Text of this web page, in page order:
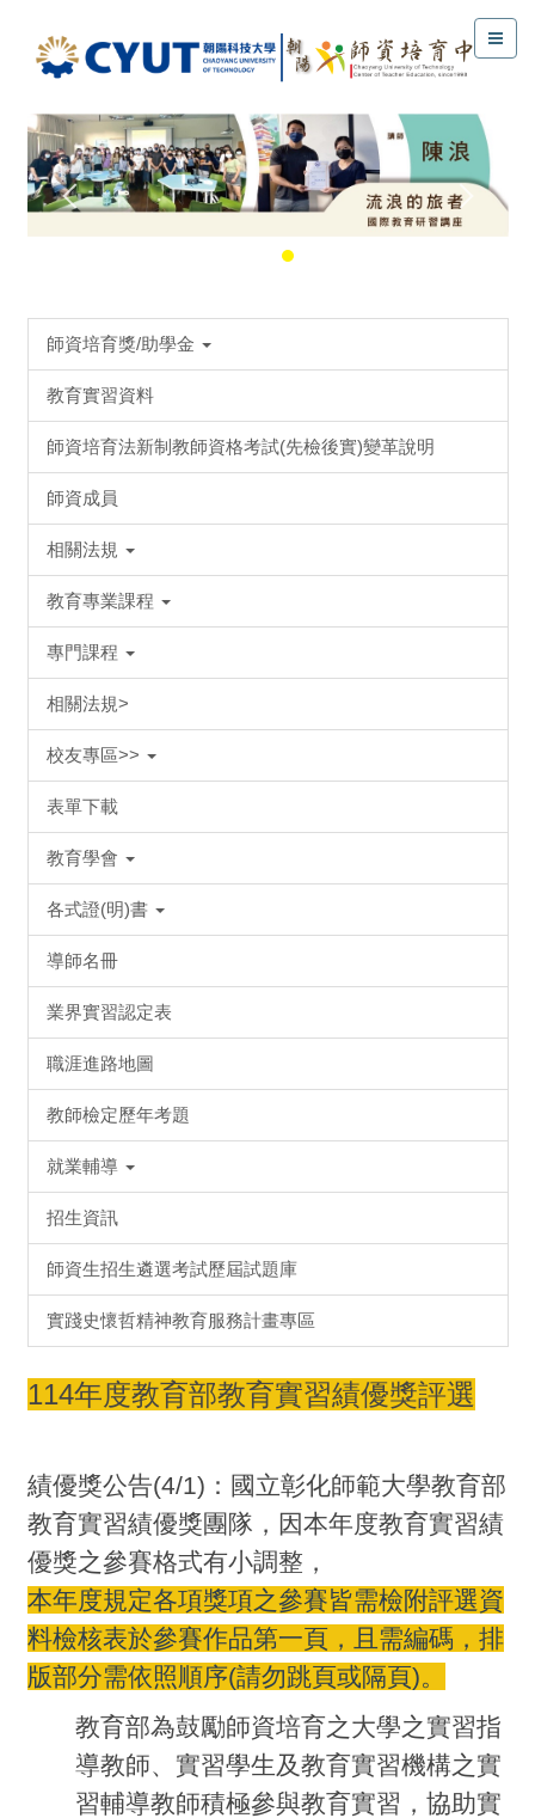
師資培育獎/助學金
教育實習資料
師資培育法新制教師資格考試(先檢後實)變革說明
師資成員
相關法規
教育專業課程
專門課程
相關法規>
校友專區>>
表單下載
教育學會
各式證(明)書
導師名冊
業界實習認定表
職涯進路地圖
教師檢定歷年考題
就業輔導
招生資訊
師資生招生遴選考試歷屆試題庫
實踐史懷哲精神教育服務計畫專區
114年度教育部教育實習績優獎評選
績優獎公告(4/1)：國立彰化師範大學教育部
教育實習績優獎團隊，因本年度教育實習績
優獎之參賽格式有小調整，
本年度規定各項獎項之參賽皆需檢附評選資
料檢核表於參賽作品第一頁，且需編碼，排
版部分需依照順序(請勿跳頁或隔頁)。
教育部為鼓勵師資培育之大學之實習指
導教師、實習學生及教育實習機構之實
習輔導教師積極參與教育實習，協助實